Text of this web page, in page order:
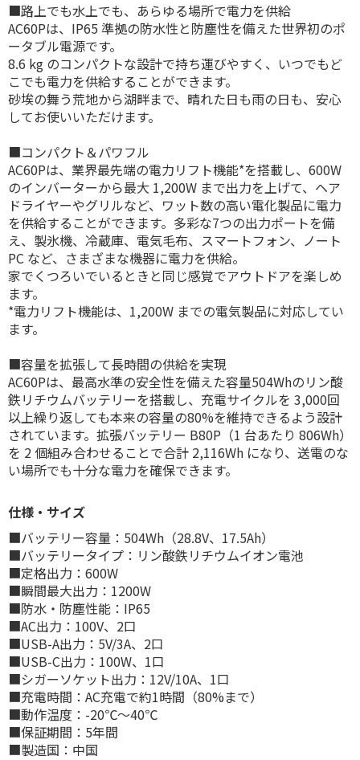
■路上でも水上でも、あらゆる場所で電力を供給
AC60Pは、IP65 準拠の防水性と防塵性を備えた世界初のポ
ータブル電源です。
8.6 kg のコンパクトな設計で持ち運びやすく、いつでもど
こでも電力を供給することができます。
砂埃の舞う荒地から湖畔まで、晴れた日も雨の日も、安心
してお使いいただけます。
■コンパクト＆パワフル
AC60Pは、業界最先端の電力リフト機能*を搭載し、600W
のインバーターから最大 1,200W まで出力を上げて、ヘア
ドライヤーやグリルなど、ワット数の高い電化製品に電力
を供給することができます。多彩な7つの出力ポートを備
え、製氷機、冷蔵庫、電気毛布、スマートフォン、ノート
PC など、さまざまな機器に電力を供給。
家でくつろいでいるときと同じ感覚でアウトドアを楽しめ
ます。
*電力リフト機能は、1,200W までの電気製品に対応してい
ます。
■容量を拡張して長時間の供給を実現
AC60Pは、最高水準の安全性を備えた容量504Whのリン酸
鉄リチウムバッテリーを搭載し、充電サイクルを 3,000回
以上繰り返しても本来の容量の80%を維持できるよう設計
されています。拡張バッテリー B80P（1 台あたり 806Wh）
を 2 個組み合わせることで合計 2,116Wh になり、送電のな
い場所でも十分な電力を確保できます。
仕様・サイズ
■バッテリー容量：504Wh（28.8V、17.5Ah）
■バッテリータイプ：リン酸鉄リチウムイオン電池
■定格出力：600W
■瞬間最大出力：1200W
■防水・防塵性能：IP65
■AC出力：100V、2口
■USB-A出力：5V/3A、2口
■USB-C出力：100W、1口
■シガーソケット出力：12V/10A、1口
■充電時間：AC充電で約1時間（80%まで）
■動作温度：-20℃～40℃
■保証期間：5年間
■製造国：中国